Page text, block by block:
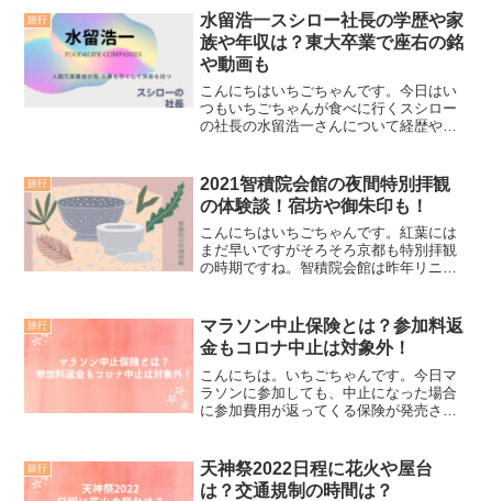
旅行
水留浩一スシロー社長の学歴や家
族や年収は？東大卒業で座右の銘
や動画も
こんにちはいちごちゃんです。今日はい
つもいちごちゃんが食べに行くスシロー
の社長の水留浩一さんについて経歴や書
したので最後までお付き合いくださいま
せ。今わかったけど半年前...
旅行
2021智積院会館の夜間特別拝観
の体験談！宿坊や御朱印も！
こんにちはいちごちゃんです。紅葉には
まだ早いですがそろそろ京都も特別拝観
の時期ですね。智積院会館は昨年リニュ
特別なこの10日間しか入れない場所があ
ります。その場所に限り...
旅行
マラソン中止保険とは？参加料返
金もコロナ中止は対象外！
こんにちは。いちごちゃんです。今日マ
ラソンに参加しても、中止になった場合
に参加費用が返ってくる保険が発売され
保険ですね。1000人以上が参加するマラ
ソン大会に適用参加費...
旅行
天神祭2022日程に花火や屋台
は？交通規制の時間は？